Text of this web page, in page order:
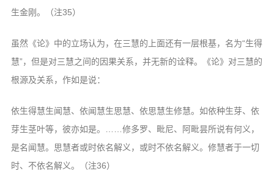
生金刚。（注35）
虽然《论》中的立场认为，在三慧的上面还有一层根基，名为“生得
慧”，但是对三慧之间的因果关系，并无新的诠释。《论》对三慧的
根源及关系，作如是说：
依生得慧生闻慧、依闻慧生思慧、依思慧生修慧。如依种生芽、依
芽生茎叶等，彼亦如是。……修多罗、毗尼、阿毗昙所说有何义，
是名闻慧。思慧者或时依名解义，或时不依名解义。修慧者于一切
时、不依名解义。（注36）